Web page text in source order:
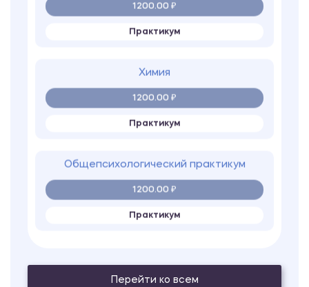
Практикум
Практикум
Практикум
1200.00 ₽
Перейти ко всем